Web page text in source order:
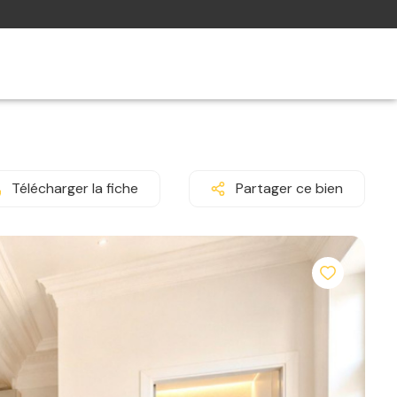
Télécharger la fiche Partager ce bien